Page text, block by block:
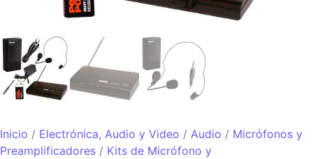
Inicio / Electrónica, Audio y Video / Audio / Micrófonos y
Preamplificadores / Kits de Micrófono y